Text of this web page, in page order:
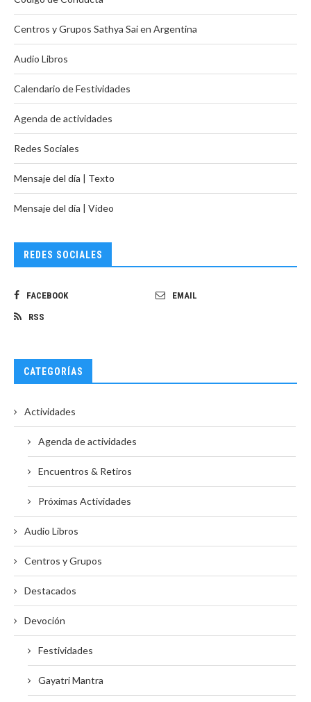
Centros y Grupos Sathya Sai en Argentina
Audio Libros
Calendario de Festividades
Agenda de actividades
Redes Sociales
Mensaje del día | Texto
Mensaje del día | Video
REDES SOCIALES
FACEBOOK EMAIL
RSS
CATEGORÍAS
Actividades
Agenda de actividades
Encuentros & Retiros
Próximas Actividades
Audio Libros
Centros y Grupos
Destacados
Devoción
Festividades
Gayatri Mantra